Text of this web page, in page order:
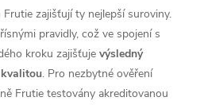
zajišťují ty nejlepší suroviny.
pravidly, což ve spojení s
kroku zajišťujevýsledný
. Pro nezbytné ověření
Frutie testovány akreditovanou